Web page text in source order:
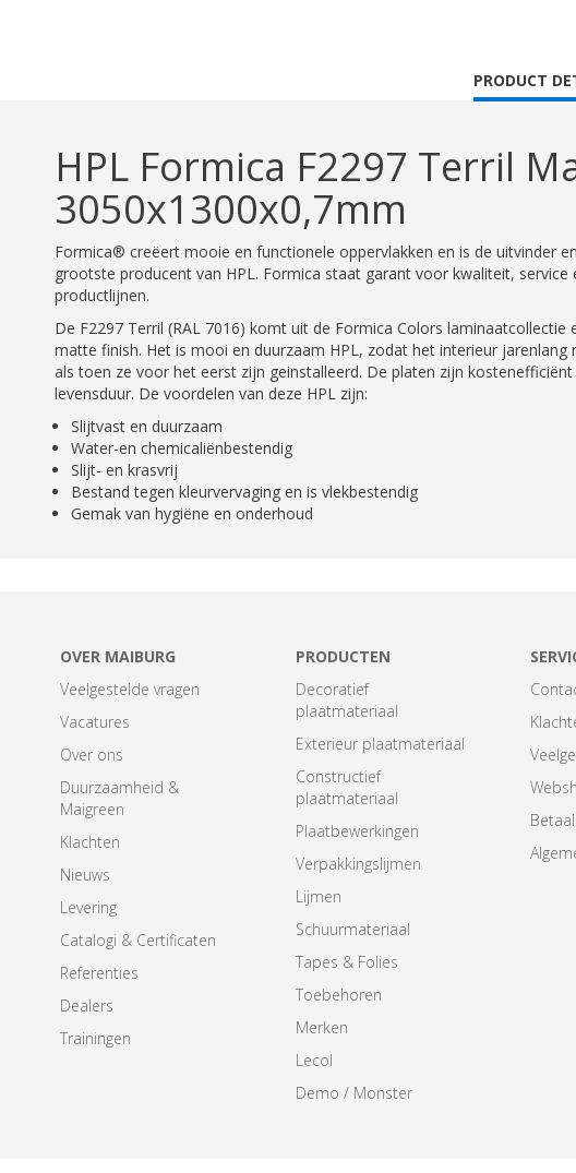
CURRENT
TAB:
PRODUCT
HPL Formica F2297 Terril
3050x1300x0,7mm
Formica® creëert mooie en functionele oppervlakken en is de uitvinder
grootste producent van HPL. Formica staat garant voor kwaliteit, service
productlijnen.
De F2297 Terril (RAL 7016) komt uit de Formica Colors laminaatcollectie
matte finish. Het is mooi en duurzaam HPL, zodat het interieur
als toen ze voor het eerst zijn geinstalleerd. De platen zijn
levensduur. De voordelen van deze HPL zijn:
Slijtvast en duurzaam
Water-en chemicaliënbestendig
Slijt- en krasvrij
Bestand tegen kleurvervaging en is vlekbestendig
Gemak van hygiëne en onderhoud
OVER MAIBURG
Veelgestelde vragen
Vacatures
Over ons
Duurzaamheid &
Maigreen
Klachten
Nieuws
Levering
Catalogi & Certificaten
Referenties
Dealers
Trainingen
PRODUCTEN
Decoratief
plaatmateriaal
Exterieur plaatmateriaal
Constructief
plaatmateriaal
Plaatbewerkingen
Verpakkingslijmen
Lijmen
Schuurmateriaal
Tapes & Folies
Toebehoren
Merken
Lecol
Demo / Monster